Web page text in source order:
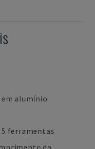
alumínio
5 ferramentas
da